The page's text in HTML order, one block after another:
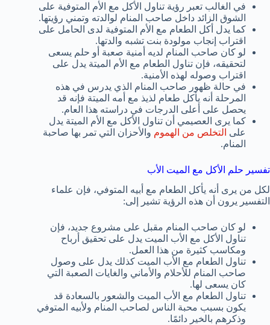
في الغالب تعبر رؤية تناول الأكل مع الأم المتوفية على
الشوق الزائد داخل صاحب المنام لوالدته وتمني رؤيتها.
كما يدل أكل الطعام مع الأم المتوفية لدى الحامل على
اقتراب إنجاب مولودة بنت تشبه والدتها.
لو كان صاحب المنام لديه أمنية صعبة أو حلم يسعى
لتحقيقه، فإن تناول الطعام مع الأم الميتة يدل على
اقتراب وصوله لهذه الأمنية.
في حالة ظهور صاحب المنام الذي يدرس في هذه
المرحلة أنه يأكل طعام لذيذ مع أمه الميتة فإنه قد
يحصل على أعلى الدرجات في دراسته هذا العام.
كما يرى العصيمي أن تناول الأكل مع الأم الميتة يدل
على التخلص من الهموم والأحزان التي تمر بها صاحبة
المنام.
تفسير حلم الأكل مع الميت الأب
لكل من يرى أنه يأكل الطعام مع أبيه المتوفي، فإن علماء
التفسير يرون أن هذه الرؤية تشير إلى:
لو كان صاحب المنام مقبل على مشروع جديد، فإن
تناول الأكل مع الأب الميت يدل على تحقيق أرباح
ومكاسب كثيرة من هذا العمل.
تناول الطعام مع الأب الميت كذلك يدل على وصول
صاحب المنام للأحلام والأماني والغايات الصعبة التي
كان يسعى لها.
تناول الطعام مع الأب الميت والشعور بالسعادة قد
يكون بسبب محبة الناس لصاحب المنام ولأبيه المتوفي
وذكرهم بالخير دائمًا.